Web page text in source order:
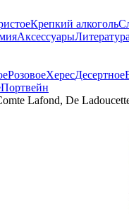
Крепкий алкоголь
АксессуарыЛитература
РозовоеХересДесертное
Портвейн
Lafond, De